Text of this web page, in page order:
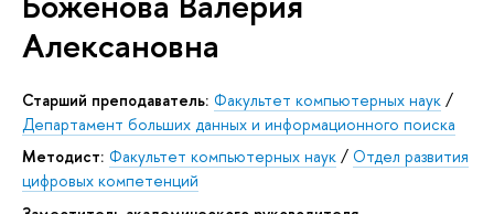
Алексановна
Старший преподаватель: Факультет компьютерных наук /
Департамент больших данных и информационного поиска
Методист: Факультет компьютерных наук / Отдел развития
цифровых компетенций